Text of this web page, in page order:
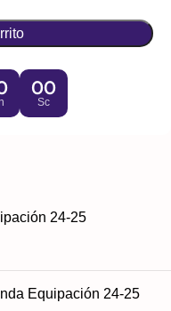
00
Sc
24-25
Equipación 24-25